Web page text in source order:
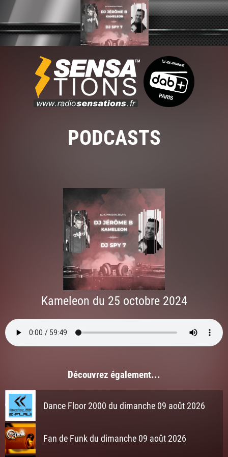
PODCASTS
Kameleon du 25 octobre 2024
Découvrez également...
Dance Floor 2000 du dimanche 09 août 2026
Fan de Funk du dimanche 09 août 2026